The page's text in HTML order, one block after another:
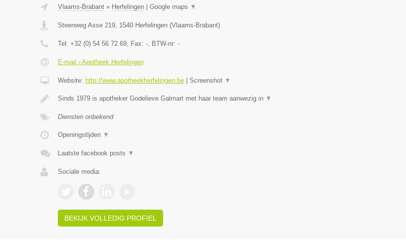
Vlaams-Brabant» Herfelingen| Google maps ▼
Steenweg Asse 219, 1540 Herfelingen(Vlaams-Brabant)
Tel: +32 (0) 54 56 72 69, Fax: -, BTW-nr: -
E-mail › Apotheek Herfelingen
Website: http://www.apotheekherfelingen.be| Screenshot ▼
Sinds 1979 is apotheker Godelieve Galmart met haar team aanwezig in ▼
Diensten onbekend
Openingstijden ▼
Laatste facebook posts ▼
Sociale media:
BEKIJK VOLLEDIG PROFIEL